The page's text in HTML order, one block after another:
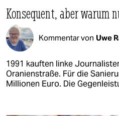
Konsequent, aber warum
Kommentar von Uwe
1991 kauften linke
Oranienstraße. Für die
Millionen Euro. Die